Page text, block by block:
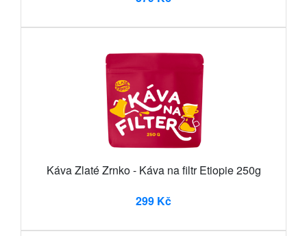
Káva Zlaté Zrnko - Káva na filtr Etiopie 250g
299 Kč